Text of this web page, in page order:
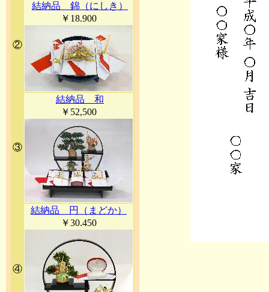
②
結納品 錦（にしき）
￥18.900
③
結納品 和
￥52,500
④
結納品 円（まどか）
￥30.450